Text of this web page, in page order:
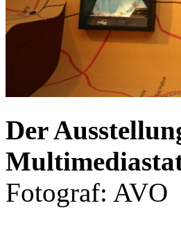
Der
Fotograf: AVO